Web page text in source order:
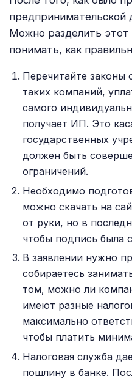
Можно разделить этот
понимать, как
Перечитайте законы
таких компаний,
самого
получает ИП. Это
государственных
должен быть
ограничений.
Необходимо
можно скачать на
от руки, но в
чтобы подпись была
В заявлении нужно
собираетесь
том, можно ли
имеют разные
максимально
чтобы платить
Налоговая служба
пошлину в банке.